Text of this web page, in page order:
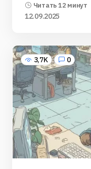
Читать 12 минут
12.09.2025
3,7K 0